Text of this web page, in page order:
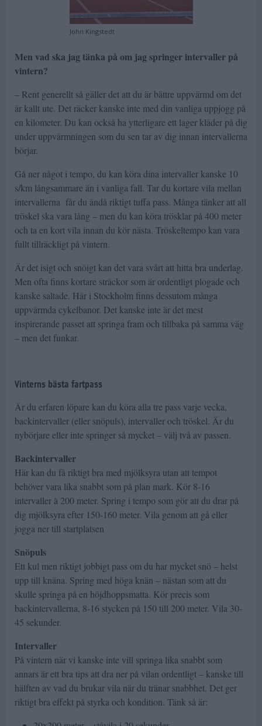
John Kingstedt
Men vad ska jag tänka på om jag springer intervaller på
vintern?
– Rent generellt så gäller det att du är bättre uppvärmd om det
är kallt ute. Det räcker kanske inte med din vanliga uppjogg på
en kilometer. Du kan också ha ytterligare ett lager kläder på dig
under uppvärmningen som du sen tar av dig innan intervallerna
börjar.
Gå ner något i tempo, du kan köra dina intervaller kanske 10
s/km långsammare än i vanliga fall. Tar du kortare vila mellan
intervallerna får du ändå riktigt tuffa pass. Många tänker att all
tröskel ska vara lång – men du kan köra trösklar på 400 meter
och ta en kort vila innan du kör nästa. Tröskeltempo kan vara
fullt tillräckligt på vintern.
Är det isigt och snöigt kan det vara svårt att hitta bra underlag.
Men ofta finns kortare sträckor som är ordentligt plogade och
kanske saltade. Här i Stockholm finns dessutom många
uppvärmda cykelbanor. Det kanske inte är det mest
inspirerande passet att springa fram och tillbaka på samma väg
– men det funkar.
Vinterns bästa fartpass
Är du erfaren löpare kan du köra alla tre pass varje vecka,
backintervaller (eller snöpuls), intervaller och tröskel. Är du
nybörjare eller inte springer så mycket – välj två av passen.
Backintervaller
Här kan du få riktigt bra med mjölksyra utan att tempot
behöver vara lika snabbt som på plan mark. Kör 8-16
intervaller à 200 meter. Spring i tempo som gör att du drar på
dig mjölksyra efter 150-160 meter. Vila genom att gå eller
jogga ner till startplatsen
Snöpuls
Ett kul men riktigt jobbigt pass om du har mycket snö – helst
upp till knäna. Spring med höga knän – nästan som att du
skulle springa på en höjdhoppsmatta. Kör precis som
backintervallerna, 8-16 stycken på 150 till 200 meter. Vila 30-
45 sekunder.
Intervaller
På vintern när vi kanske inte vill springa lika snabbt som
annars är ett bra tips att dra ner på vilan ordentligt – kanske till
hälften av vad du brukar vila när du tränar snabbhet. Det ger
riktigt bra effekt på styrka och kondition. Tänk så är: